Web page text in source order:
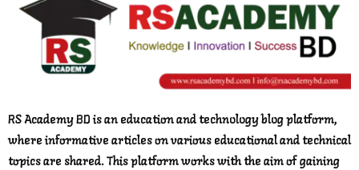
RS Academy BD is an education and technology blog platform,
where informative articles on various educational and technical
topics are shared. This platform works with the aim of gaining